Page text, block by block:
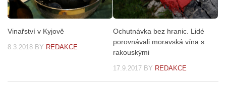
Vinařství v Kyjově
8.3.2018 BY REDAKCE
Ochutnávka bez hranic. Lidé
porovnávali moravská vína s
rakouskými
17.9.2017 BY REDAKCE